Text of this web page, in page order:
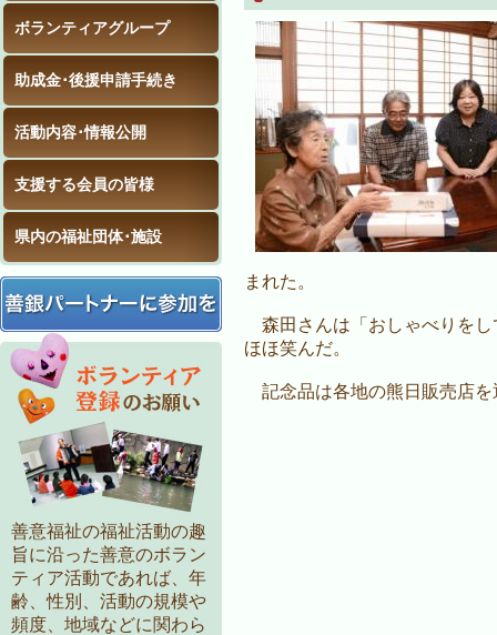
まれた。
森田さんは「おしゃべりをし
ほほ笑んだ。
記念品は各地の熊日販売店を
ボランティアグループ
助成金･後援申請手続き
活動内容･情報公開
支援する会員の皆様
県内の福祉団体･施設
善意福祉の福祉活動の趣
旨に沿った善意のボラン
ティア活動であれば、年
齢、性別、活動の規模や
頻度、地域などに関わら